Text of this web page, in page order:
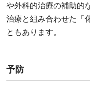
や外科的治療の補助的
治療と組み合わせた「
ともあります。
予防